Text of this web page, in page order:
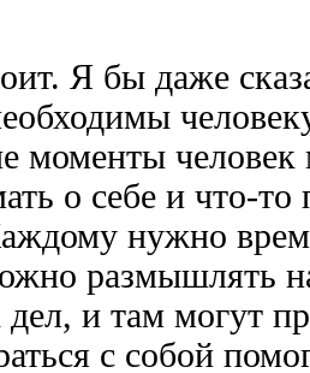
Я бы даже
моменты
о себе и что-
нужно
размышлять
и там могут
с собой